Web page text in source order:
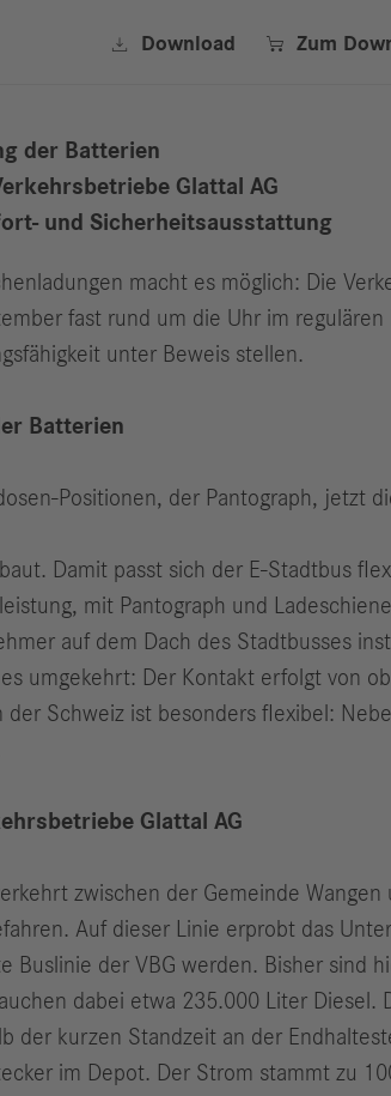
 Download  Zum
der Batterien
Glattal AG
und Sicherheitsausstattung
macht es möglich: Die
fast rund um die Uhr im
unter Beweis stellen.
Batterien
Positionen, der Pantograph, jetzt
Damit passt sich der E-Stadtbus
mit Pantograph und
auf dem Dach des Stadtbusses
umgekehrt: Der Kontakt erfolgt von
Schweiz ist besonders flexibel:
Glattal AG
zwischen der Gemeinde
Auf dieser Linie erprobt das
der VBG werden. Bisher sind
dabei etwa 235.000 Liter Diesel.
der kurzen Standzeit an der
im Depot. Der Strom stammt zu